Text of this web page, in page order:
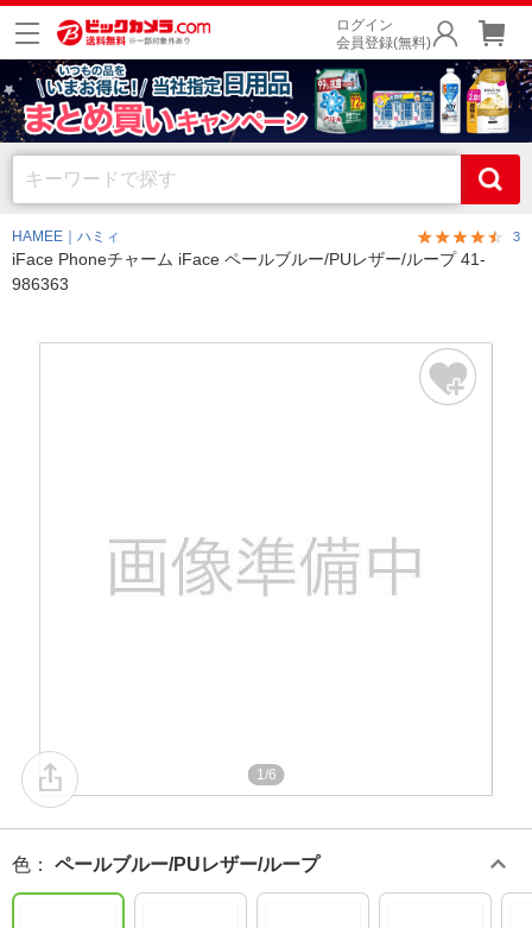
ログイン
会員登録(無料)
HAMEE｜ハミィ 3
iFace Phoneチャーム iFace ペールブルー/PUレザー/ループ 41-
986363
1/6
色 ： ペールブルー/PUレザー/ループ